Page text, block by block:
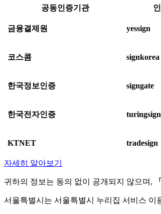
공동인증기관
금융결제원 yessign
코스콤 signkorea
한국정보인증 signgate
한국전자인증 turingsign
KTNET tradesign
자세히 알아보기
귀하의 정보는 동의 없이 공개되지 않으며,
서울특별시는 서울특별시 누리집 서비스